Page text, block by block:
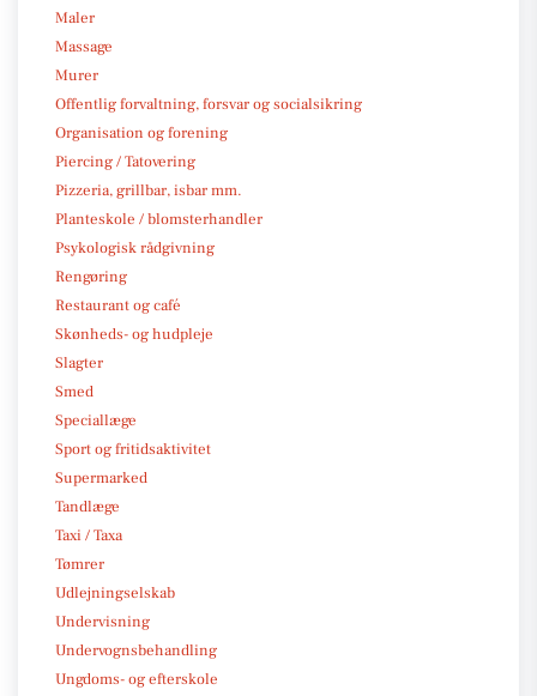
Maler
Massage
Murer
Offentlig forvaltning, forsvar og socialsikring
Organisation og forening
Piercing / Tatovering
Pizzeria, grillbar, isbar mm.
Planteskole / blomsterhandler
Psykologisk rådgivning
Rengøring
Restaurant og café
Skønheds- og hudpleje
Slagter
Smed
Speciallæge
Sport og fritidsaktivitet
Supermarked
Tandlæge
Taxi / Taxa
Tømrer
Udlejningselskab
Undervisning
Undervognsbehandling
Ungdoms- og efterskole